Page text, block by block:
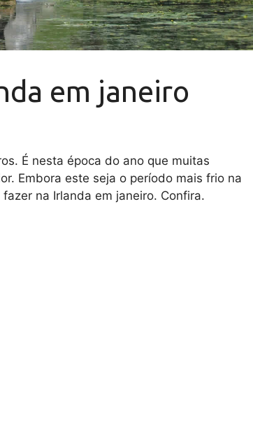
em janeiro
É nesta época do ano que muitas
Embora este seja o período mais frio na
na Irlanda em janeiro. Confira.